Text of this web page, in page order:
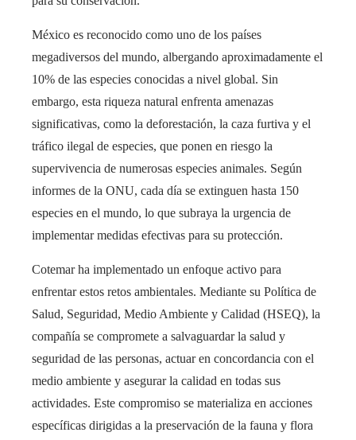
México es reconocido como uno de los países
megadiversos del mundo, albergando aproximadamente el
10% de las especies conocidas a nivel global. Sin
embargo, esta riqueza natural enfrenta amenazas
significativas, como la deforestación, la caza furtiva y el
tráfico ilegal de especies, que ponen en riesgo la
supervivencia de numerosas especies animales. Según
informes de la ONU, cada día se extinguen hasta 150
especies en el mundo, lo que subraya la urgencia de
implementar medidas efectivas para su protección.
Cotemar ha implementado un enfoque activo para
enfrentar estos retos ambientales. Mediante su Política de
Salud, Seguridad, Medio Ambiente y Calidad (HSEQ), la
compañía se compromete a salvaguardar la salud y
seguridad de las personas, actuar en concordancia con el
medio ambiente y asegurar la calidad en todas sus
actividades. Este compromiso se materializa en acciones
específicas dirigidas a la preservación de la fauna y flora